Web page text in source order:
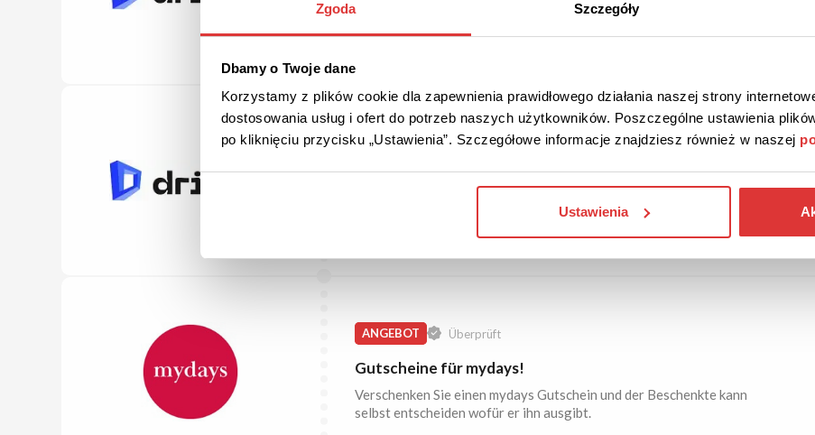
Zgoda Szczegóły
Dbamy o Twoje dane
Korzystamy z plików cookie dla zapewnienia prawidłowego działania naszej strony
dostosowania usług i ofert do potrzeb naszych użytkowników. Poszczególne ustawienia
po kliknięciu przycisku „Ustawienia”. Szczegółowe informacje znajdziesz również w naszej
Ustawienia
Überzeugen Sie sich selber von einem der meistverkauften Spiele. Unter
den Bestsellern sind Spiele aus verschiedenen Kategorien.
ANGEBOT Überprüft
Software bei Driffle!
Hier bekommen Sie Antivirus, VPN und andere Programme von allen
Namhaften Anbietern zu niedrigen Preisen.
ANGEBOT Überprüft
Gutscheine für mydays!
Verschenken Sie einen mydays Gutschein und der Beschenkte kann
selbst entscheiden wofür er ihn ausgibt.